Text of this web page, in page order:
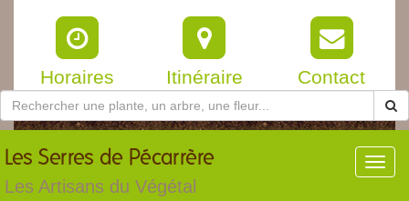
Horaires Itinéraire Contact
Les Serres de Pécarrère
Les Artisans du Végétal